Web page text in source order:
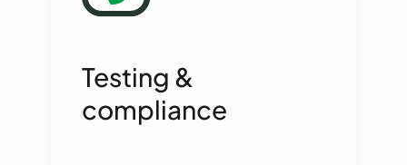
Testing &
compliance